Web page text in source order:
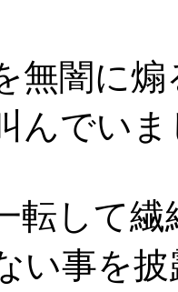
無闇に
んでい
転して
い事を披